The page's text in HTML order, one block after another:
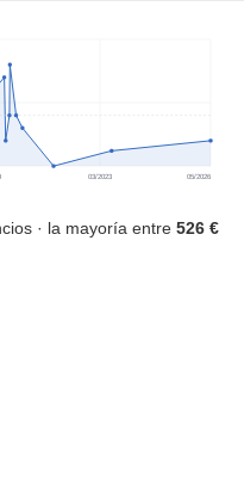
03/2023 05/2026
· la mayoría entre 526 €